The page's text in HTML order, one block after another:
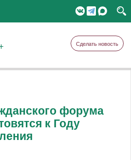
Сделать новость
форума
к Году